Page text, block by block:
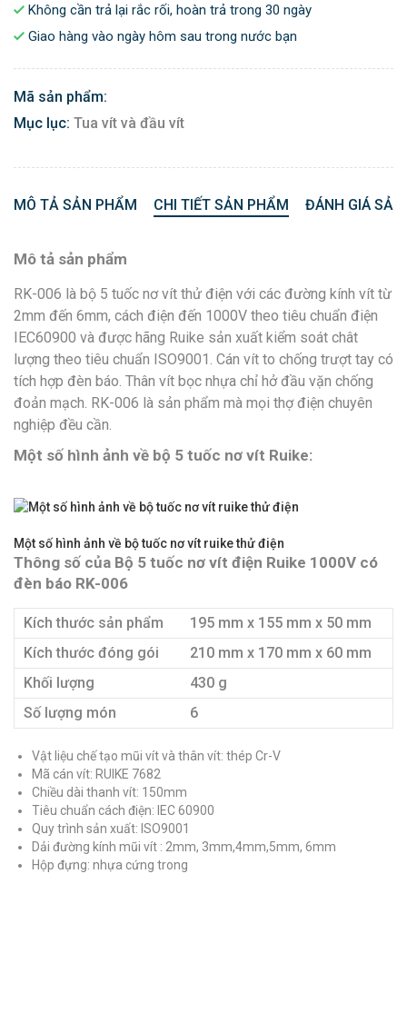
Không cần trả lại rắc rối, hoàn trả trong 30 ngày
Giao hàng vào ngày hôm sau trong nước bạn
Mã sản phẩm:
Mục lục: Tua vít và đầu vít
MÔ TẢ SẢN PHẨM CHI TIẾT SẢN PHẨM ĐÁNH GIÁ
Mô tả sản phẩm
RK-006 là bộ 5 tuốc nơ vít thử điện với các đường kính vít từ
2mm đến 6mm, cách điện đến 1000V theo tiêu chuẩn điện
IEC60900 và được hãng Ruike sản xuất kiểm soát chât
lượng theo tiêu chuẩn ISO9001. Cán vít to chống trượt tay có
tích hợp đèn báo. Thân vít bọc nhựa chỉ hở đầu vặn chống
đoản mạch. RK-006 là sản phẩm mà mọi thợ điện chuyên
nghiệp đều cần.
Một số hình ảnh về bộ 5 tuốc nơ vít Ruike:
Một số hình ảnh về bộ tuốc nơ vít ruike thử điện
Thông số của Bộ 5 tuốc nơ vít điện Ruike 1000V có
đèn báo RK-006
Kích thước sản phẩm
195 mm x 155 mm x 50 mm
Kích thước đóng gói
210 mm x 170 mm x 60 mm
Khối lượng
430 g
Số lượng món
6
Vật liệu chế tạo mũi vít và thân vít: thép Cr-V
Mã cán vít: RUIKE 7682
Chiều dài thanh vít: 150mm
Tiêu chuẩn cách điện: IEC 60900
Quy trình sản xuất: ISO9001
Dải đường kính mũi vít : 2mm, 3mm,4mm,5mm, 6mm
Hộp đựng: nhựa cứng trong